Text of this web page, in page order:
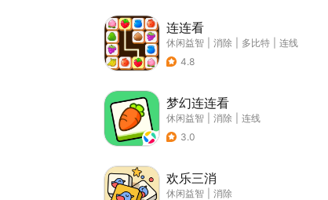
连连看
休闲益智 消除 多比特
连线
4.8
梦幻连连看
休闲益智 消除
连线
3.0
欢乐三消
休闲益智
消除